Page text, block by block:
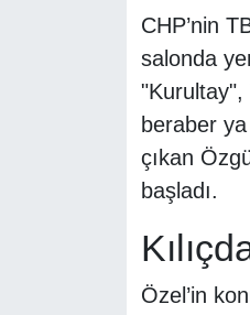
CHP’nin
salonda
"Kurultay",
beraber
çıkan
başladı.
Özel’in